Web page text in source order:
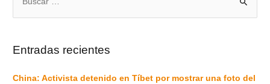
Entradas recientes
China: Activista detenido en Tíbet por mostrar una foto del